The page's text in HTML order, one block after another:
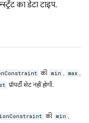
का डेटा टाइप.
की min , max ,
प्रॉपर्टी सेट नहीं होगी.
की min ,